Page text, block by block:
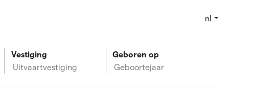
nl
Vestiging
Uitvaartvestiging
Geboren op
Geboortejaar